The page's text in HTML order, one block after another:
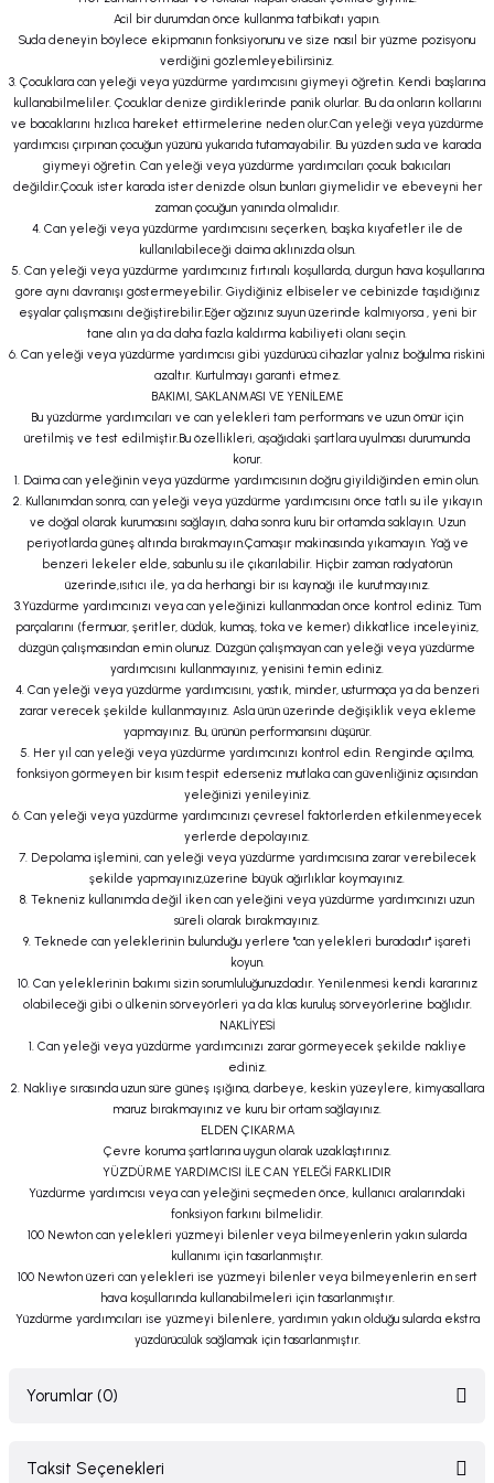
Acil bir durumdan önce kullanma tatbikatı yapın.
Suda deneyin böylece ekipmanın fonksiyonunu ve size nasıl bir yüzme pozisyonu
verdiğini gözlemleyebilirsiniz.
3. Çocuklara can yeleği veya yüzdürme yardımcısını giymeyi öğretin. Kendi başlarına
kullanabilmeliler. Çocuklar denize girdiklerinde panik olurlar. Bu da onların kollarını
ve bacaklarını hızlıca hareket ettirmelerine neden olur.Can yeleği veya yüzdürme
yardımcısı çırpınan çocuğun yüzünü yukarıda tutamayabilir. Bu yüzden suda ve karada
giymeyi öğretin. Can yeleği veya yüzdürme yardımcıları çocuk bakıcıları
değildir.Çocuk ister karada ister denizde olsun bunları giymelidir ve ebeveyni her
zaman çocuğun yanında olmalıdır.
4. Can yeleği veya yüzdürme yardımcısını seçerken, başka kıyafetler ile de
kullanılabileceği daima aklınızda olsun.
5. Can yeleği veya yüzdürme yardımcınız fırtınalı koşullarda, durgun hava koşullarına
göre aynı davranışı göstermeyebilir. Giydiğiniz elbiseler ve cebinizde taşıdığınız
eşyalar çalışmasını değiştirebilir.Eğer ağzınız suyun üzerinde kalmıyorsa , yeni bir
tane alın ya da daha fazla kaldırma kabiliyeti olanı seçin.
6. Can yeleği veya yüzdürme yardımcısı gibi yüzdürücü cihazlar yalnız boğulma riskini
azaltır. Kurtulmayı garanti etmez.
BAKIMI, SAKLANMASI VE YENİLEME
Bu yüzdürme yardımcıları ve can yelekleri tam performans ve uzun ömür için
üretilmiş ve test edilmiştir.Bu özellikleri, aşağıdaki şartlara uyulması durumunda
korur.
1. Daima can yeleğinin veya yüzdürme yardımcısının doğru giyildiğinden emin olun.
2. Kullanımdan sonra, can yeleği veya yüzdürme yardımcısını önce tatlı su ile yıkayın
ve doğal olarak kurumasını sağlayın, daha sonra kuru bir ortamda saklayın. Uzun
periyotlarda güneş altında bırakmayın.Çamaşır makinasında yıkamayın. Yağ ve
benzeri lekeler elde, sabunlu su ile çıkarılabilir. Hiçbir zaman radyatörün
üzerinde,ısıtıcı ile, ya da herhangi bir ısı kaynağı ile kurutmayınız.
3.Yüzdürme yardımcınızı veya can yeleğinizi kullanmadan önce kontrol ediniz. Tüm
parçalarını (fermuar, şeritler, düdük, kumaş, toka ve kemer) dikkatlice inceleyiniz,
düzgün çalışmasından emin olunuz. Düzgün çalışmayan can yeleği veya yüzdürme
yardımcısını kullanmayınız, yenisini temin ediniz.
4. Can yeleği veya yüzdürme yardımcısını, yastık, minder, usturmaça ya da benzeri
zarar verecek şekilde kullanmayınız. Asla ürün üzerinde değişiklik veya ekleme
yapmayınız. Bu, ürünün performansını düşürür.
5. Her yıl can yeleği veya yüzdürme yardımcınızı kontrol edin. Renginde açılma,
fonksiyon görmeyen bir kısım tespit ederseniz mutlaka can güvenliğiniz açısından
yeleğinizi yenileyiniz.
6. Can yeleği veya yüzdürme yardımcınızı çevresel faktörlerden etkilenmeyecek
yerlerde depolayınız.
7. Depolama işlemini, can yeleği veya yüzdürme yardımcısına zarar verebilecek
şekilde yapmayınız,üzerine büyük ağırlıklar koymayınız.
8. Tekneniz kullanımda değil iken can yeleğini veya yüzdürme yardımcınızı uzun
süreli olarak bırakmayınız.
9. Teknede can yeleklerinin bulunduğu yerlere "can yelekleri buradadır" işareti
koyun.
10. Can yeleklerinin bakımı sizin sorumluluğunuzdadır. Yenilenmesi kendi kararınız
olabileceği gibi o ülkenin sörveyörleri ya da klas kuruluş sörveyörlerine bağlıdır.
NAKLİYESİ
1. Can yeleği veya yüzdürme yardımcınızı zarar görmeyecek şekilde nakliye
ediniz.
2. Nakliye sırasında uzun süre güneş ışığına, darbeye, keskin yüzeylere, kimyasallara
maruz bırakmayınız ve kuru bir ortam sağlayınız.
ELDEN ÇIKARMA
Çevre koruma şartlarına uygun olarak uzaklaştırınız.
YÜZDÜRME YARDIMCISI İLE CAN YELEĞİ FARKLIDIR
Yüzdürme yardımcısı veya can yeleğini seçmeden önce, kullanıcı aralarındaki
fonksiyon farkını bilmelidir.
100 Newton can yelekleri yüzmeyi bilenler veya bilmeyenlerin yakın sularda
kullanımı için tasarlanmıştır.
100 Newton üzeri can yelekleri ise yüzmeyi bilenler veya bilmeyenlerin en sert
hava koşullarında kullanabilmeleri için tasarlanmıştır.
Yüzdürme yardımcıları ise yüzmeyi bilenlere, yardımın yakın olduğu sularda ekstra
yüzdürücülük sağlamak için tasarlanmıştır.
Yorumlar (0)
Taksit Seçenekleri